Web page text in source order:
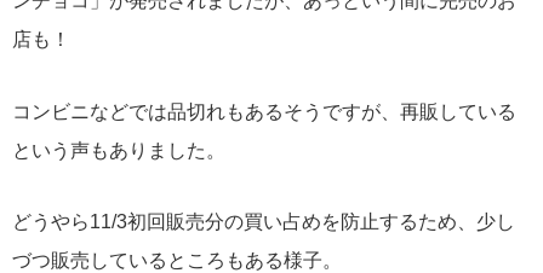
店も！
コンビニなどでは品切れもあるそうですが、再販している
という声もありました。
どうやら11/3初回販売分の買い占めを防止するため、少し
づつ販売しているところもある様子。